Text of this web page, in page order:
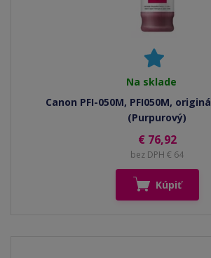
Na sklade
Canon PFI-050M, PFI050M,
(Purpurový)
€ 76,92
bez DPH € 64
Kúpiť